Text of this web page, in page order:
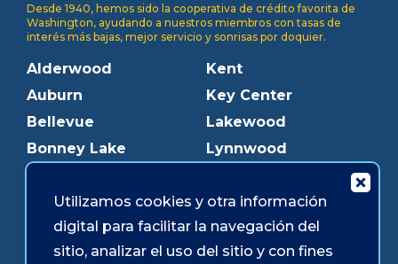
Desde 1940, hemos sido la cooperativa de crédito favorita de
Washington, ayudando a nuestros miembros con tasas de
interés más bajas, mejor servicio y sonrisas por doquier.
Alderwood
Auburn
Bellevue
Bonney Lake
Bothell
Burien
Downtown Olympia
Downtown Tacoma
Kent
Key Center
Lakewood
Lynnwood
Olympia
Pacific Ave
Parkland
Utilizamos cookies y otra información
digital para facilitar la navegación del
sitio, analizar el uso del sitio y con fines